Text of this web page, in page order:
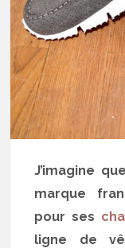
J’imagine
marque
pour ses
ligne de